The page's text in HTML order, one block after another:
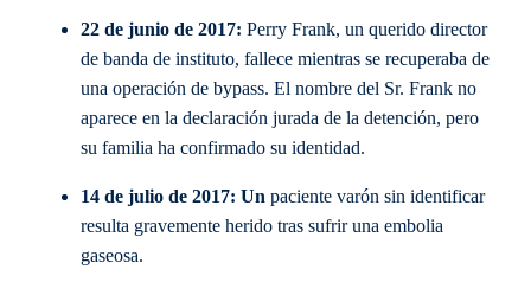
22 de junio de 2017: Perry Frank, un querido director
de banda de instituto, fallece mientras se recuperaba de
una operación de bypass. El nombre del Sr. Frank no
aparece en la declaración jurada de la detención, pero
su familia ha confirmado su identidad.
14 de julio de 2017: Un paciente varón sin identificar
resulta gravemente herido tras sufrir una embolia
gaseosa.